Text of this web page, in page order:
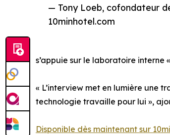
— Tony Loeb, cofondateur
10minhotel.com
s’appuie sur le laboratoire interne
« L’interview met en lumière une
technologie travaille pour lui »,
Disponible dès maintenant sur